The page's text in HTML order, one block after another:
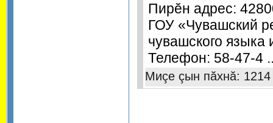
Пирĕн адрес:
ГОУ «Чувашский
чувашского языка
Телефон: 58-47-4
Миçе çын пăхнă: